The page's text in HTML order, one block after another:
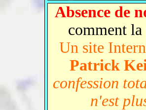
Absence de
comment la
Un site
Patrick
confession
n'est